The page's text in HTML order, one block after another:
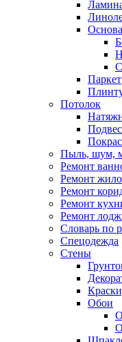
Паркет
Потолок
Пыль, шум,
Ремонт
Ремонт
Ремонт
Ремонт
Ремонт
Словарь по
Спецодежда
Стены
Обои